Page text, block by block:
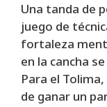
Una tanda de
juego de
fortaleza
en la cancha
Para el
de ganar un